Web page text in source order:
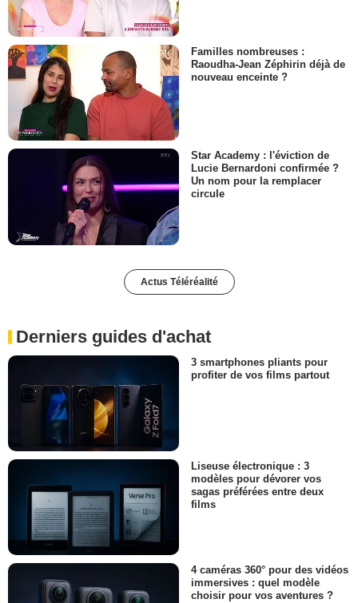
Familles nombreuses :
Raoudha-Jean Zéphirin déjà de
nouveau enceinte ?
Star Academy : l'éviction de
Lucie Bernardoni confirmée ?
Un nom pour la remplacer
circule
Actus Téléréalité
Derniers guides d'achat
3 smartphones pliants pour
profiter de vos films partout
Liseuse électronique : 3
modèles pour dévorer vos
sagas préférées entre deux
films
4 caméras 360° pour des vidéos
immersives : quel modèle
choisir pour vos aventures ?